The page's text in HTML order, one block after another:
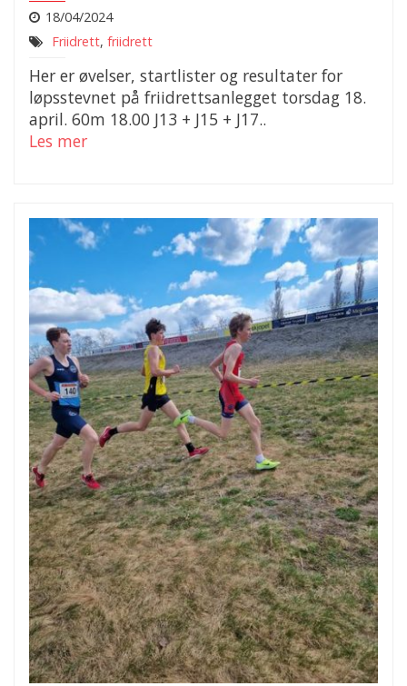
18/04/2024
Friidrett, friidrett
Her er øvelser, startlister og resultater for
løpsstevnet på friidrettsanlegget torsdag 18.
april. 60m 18.00 J13 + J15 + J17..
Les mer